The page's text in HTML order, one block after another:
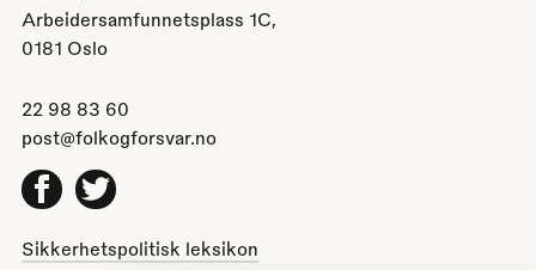
Arbeidersamfunnetsplass 1C,
0181 Oslo
22 98 83 60
post@folkogforsvar.no
Facebook
Twitter
Sikkerhetspolitisk leksikon